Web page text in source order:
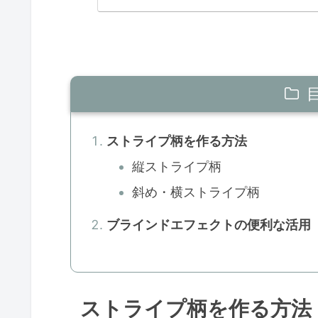
ストライプ柄を作る方法
縦ストライプ柄
斜め・横ストライプ柄
ブラインドエフェクトの便利な活用
ストライプ柄を作る方法